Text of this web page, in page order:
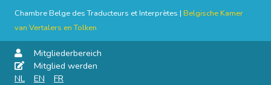
Chambre Belge des Traducteurs et Interprètes | Belgische Kamer
van Vertalers en Tolken
Mitgliederbereich
Mitglied werden
NL
EN FR